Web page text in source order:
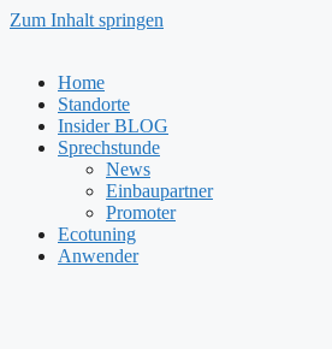
Zum Inhalt springen
Home
Standorte
Insider BLOG
Sprechstunde
News
Einbaupartner
Promoter
Ecotuning
Anwender